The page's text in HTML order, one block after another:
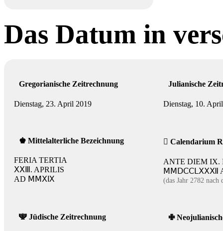
Das Datum in
Gregorianische Zeitrechnung
Dienstag, 23. April 2019
Julianische
Dienstag, 10.
♚ Mittelalterliche Bezeichnung
FERIA TERTIA
ⅩⅩⅢ. APRILIS
AD ⅯⅯⅩⅨ
 Calendarium
ANTE DIEM
ⅯⅯⅮⅭⅭⅬⅩⅩⅫ
(das Jahr 2782 nach
🕎 Jüdische Zeitrechnung ✙